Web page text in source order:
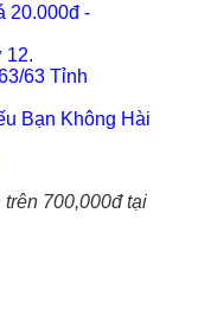
20.000đ -
12.
63 Tỉnh
Bạn Không Hài
700,000đ tại